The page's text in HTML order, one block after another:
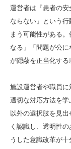
運営者は『患者の
ならない』という
まう可能性がある
なる」「問題が公
が隠蔽を正当化する
施設運営者や職員に
適切な対応方法を
以外の選択肢を見
く認識し、透明性
うした意識改革が十